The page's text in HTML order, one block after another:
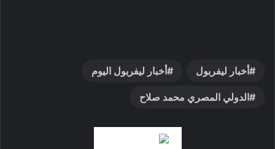
أخبار ليفربول أخبار ليفربول اليوم
الدولي المصري محمد صلاح